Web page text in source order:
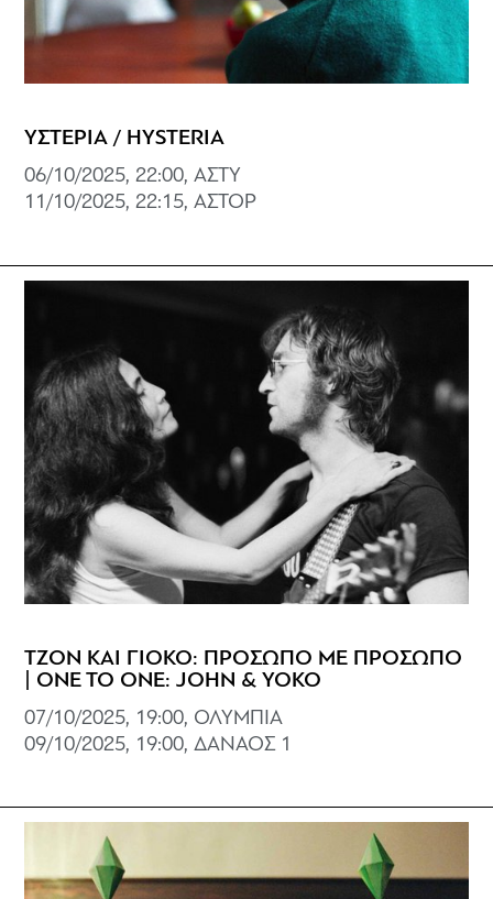
ΥΣΤΕΡΙΑ / HYSTERIA
06/10/2025, 22:00, ΑΣΤΥ
11/10/2025, 22:15, ΑΣΤΟΡ
ΤΖΟΝ ΚΑΙ ΓΙΟΚΟ: ΠΡΟΣΩΠΟ ΜΕ ΠΡΟΣΩΠΟ
| ONE TO ONE: JOHN & YOKO
07/10/2025, 19:00, ΟΛΥΜΠΙΑ
09/10/2025, 19:00, ΔΑΝΑΟΣ 1